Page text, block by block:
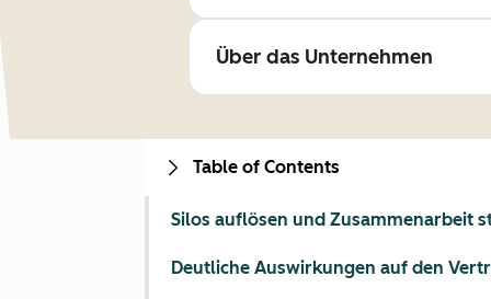
Über das Unternehmen
Table of Contents
Silos auflösen und Zusammenarbeit
Deutliche Auswirkungen auf den